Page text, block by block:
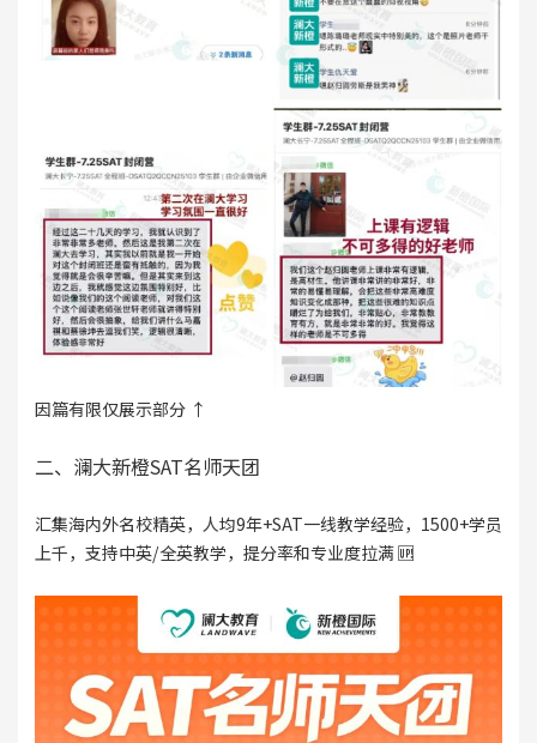
因篇有限仅展示部分 ↑
二、澜大新橙SAT名师天团
汇集海内外名校精英，人均9年+SAT一线教学经验，1500+学员
上千，支持中英/全英教学，提分率和专业度拉满 🆙